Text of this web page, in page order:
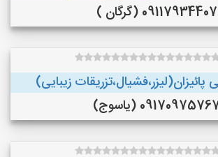
09117934407 (گرگان )
پائیزان(لیزر،فشیال،تزریقات زیبایی)
(یاسوج)